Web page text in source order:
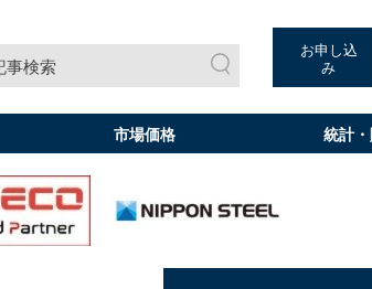
事検索
お申し込
み
市場価格 統計